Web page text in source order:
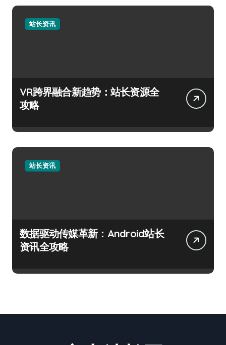
站长资讯
VR跨界融合新趋势：站长资源全
攻略
站长资讯
数据驱动传媒革新：Android站长
资讯全攻略